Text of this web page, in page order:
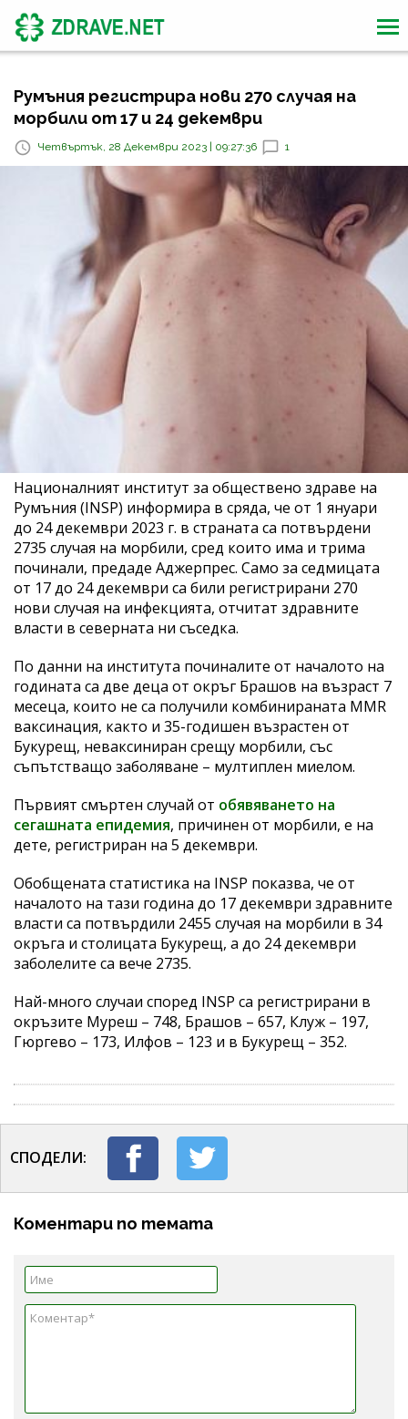
Румъния регистрира нови 270 случая на
морбили от 17 и 24 декември
Четвъртък, 28 Декември 2023 | 09:27:36 1
Националният институт за обществено здраве на
Румъния (INSP) информира в сряда, че от 1 януари
до 24 декември 2023 г. в страната са потвърдени
2735 случая на морбили, сред които има и трима
починали, предаде Аджерпрес. Само за седмицата
от 17 до 24 декември са били регистрирани 270
нови случая на инфекцията, отчитат здравните
власти в северната ни съседка.
По данни на института починалите от началото на
годината са две деца от окръг Брашов на възраст 7
месеца, които не са получили комбинираната MMR
ваксинация, както и 35-годишен възрастен от
Букурещ, неваксиниран срещу морбили, със
съпътстващо заболяване – мултиплен миелом.
Първият смъртен случай от обявяването на
сегашната епидемия, причинен от морбили, е на
дете, регистриран на 5 декември.
Обобщената статистика на INSP показва, че от
началото на тази година до 17 декември здравните
власти са потвърдили 2455 случая на морбили в 34
окръга и столицата Букурещ, а до 24 декември
заболелите са вече 2735.
Най-много случаи според INSP са регистрирани в
окръзите Муреш – 748, Брашов – 657, Клуж – 197,
Гюргево – 173, Илфов – 123 и в Букурещ – 352.
СПОДЕЛИ:
Коментари по темата